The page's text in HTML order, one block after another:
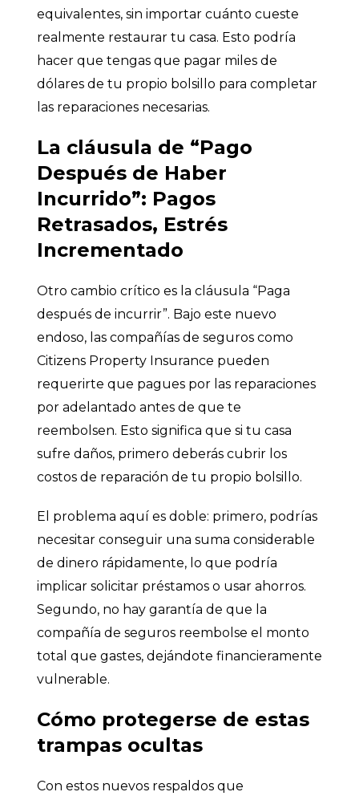
equivalentes, sin importar cuánto cueste
realmente restaurar tu casa. Esto podría
hacer que tengas que pagar miles de
dólares de tu propio bolsillo para completar
las reparaciones necesarias.
La cláusula de “Pago
Después de Haber
Incurrido”: Pagos
Retrasados, Estrés
Incrementado
Otro cambio crítico es la cláusula “Paga
después de incurrir”. Bajo este nuevo
endoso, las compañías de seguros como
Citizens Property Insurance pueden
requerirte que pagues por las reparaciones
por adelantado antes de que te
reembolsen. Esto significa que si tu casa
sufre daños, primero deberás cubrir los
costos de reparación de tu propio bolsillo.
El problema aquí es doble: primero, podrías
necesitar conseguir una suma considerable
de dinero rápidamente, lo que podría
implicar solicitar préstamos o usar ahorros.
Segundo, no hay garantía de que la
compañía de seguros reembolse el monto
total que gastes, dejándote financieramente
vulnerable.
Cómo protegerse de estas
trampas ocultas
Con estos nuevos respaldos que